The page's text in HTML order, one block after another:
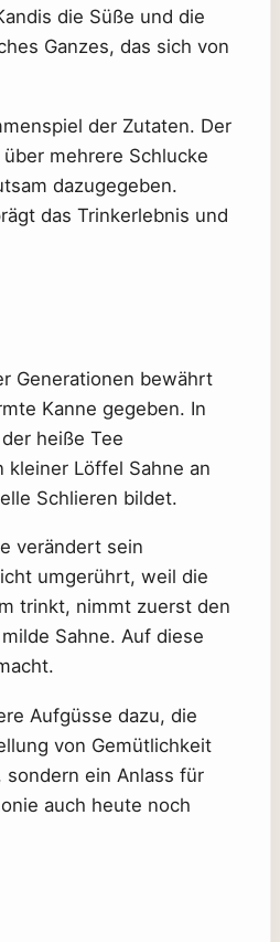
die Süße und die
Ganzes, das sich von
der Zutaten. Der
mehrere Schlucke
dazugegeben.
das Trinkerlebnis und
Generationen bewährt
Kanne gegeben. In
heiße Tee
Löffel Sahne an
Schlieren bildet.
verändert sein
umgerührt, weil die
trinkt, nimmt zuerst den
Sahne. Auf diese
Aufgüsse dazu, die
von Gemütlichkeit
ein Anlass für
auch heute noch